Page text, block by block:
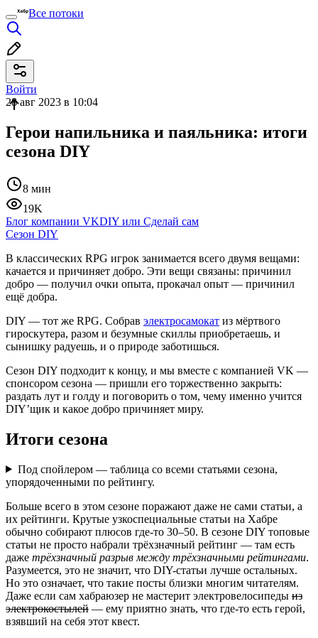
Все потоки
Войти
28 авг 2023 в 10:04
Герои напильника и паяльника: итоги
сезона DIY
8 мин
19K
Блог компании VKDIY или Сделай сам
Cезон DIY
В классических RPG игрок занимается всего двумя вещами:
качается и причиняет добро. Эти вещи связаны: причинил
добро — получил очки опыта, прокачал опыт — причинил
ещё добра.
DIY — тот же RPG. Собрав электросамокат из мёртвого
гироскутера, разом и безумные скиллы приобретаешь, и
сынишку радуешь, и о природе заботишься.
Сезон DIY подходит к концу, и мы вместе с компанией VK —
спонсором сезона — пришли его торжественно закрыть:
раздать лут и голду и поговорить о том, чему именно учится
DIY’щик и какое добро причиняет миру.
Итоги сезона
Под спойлером — таблица со всеми статьями сезона,
упорядоченными по рейтингу.
Больше всего в этом сезоне поражают даже не сами статьи, а
их рейтинги. Крутые узкоспециальные статьи на Хабре
обычно собирают плюсов где-то 30–50. В сезоне DIY топовые
статьи не просто набрали трёхзначный рейтинг — там есть
даже трёхзначный разрыв между трёхзначными рейтингами.
Разумеется, это не значит, что DIY-статьи лучше остальных.
Но это означает, что такие посты близки многим читателям.
Даже если сам хабраюзер не мастерит электровелосипеды из
электрокостылей — ему приятно знать, что где-то есть герой,
взявший на себя этот квест.